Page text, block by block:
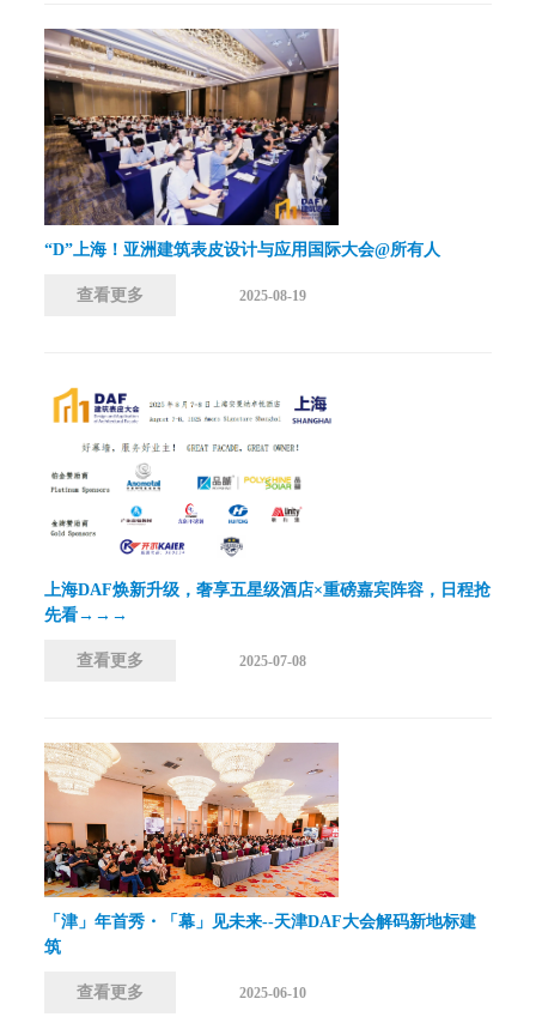
“D”上海！亚洲建筑表皮设计与应用国际大会@所有人
查看更多 2025-08-19
上海DAF焕新升级，奢享五星级酒店×重磅嘉宾阵容，日程抢
先看→→→
查看更多 2025-07-08
「津」年首秀・「幕」见未来--天津DAF大会解码新地标建
筑
查看更多 2025-06-10